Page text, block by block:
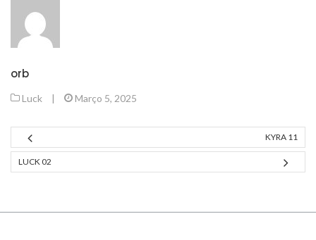
orb
Luck | Março 5, 2025
KYRA 11
LUCK 02